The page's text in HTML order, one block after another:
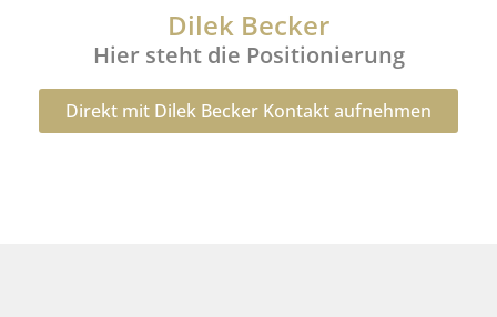
Dilek Becker
Hier steht die Positionierung
Direkt mit Dilek Becker Kontakt aufnehmen